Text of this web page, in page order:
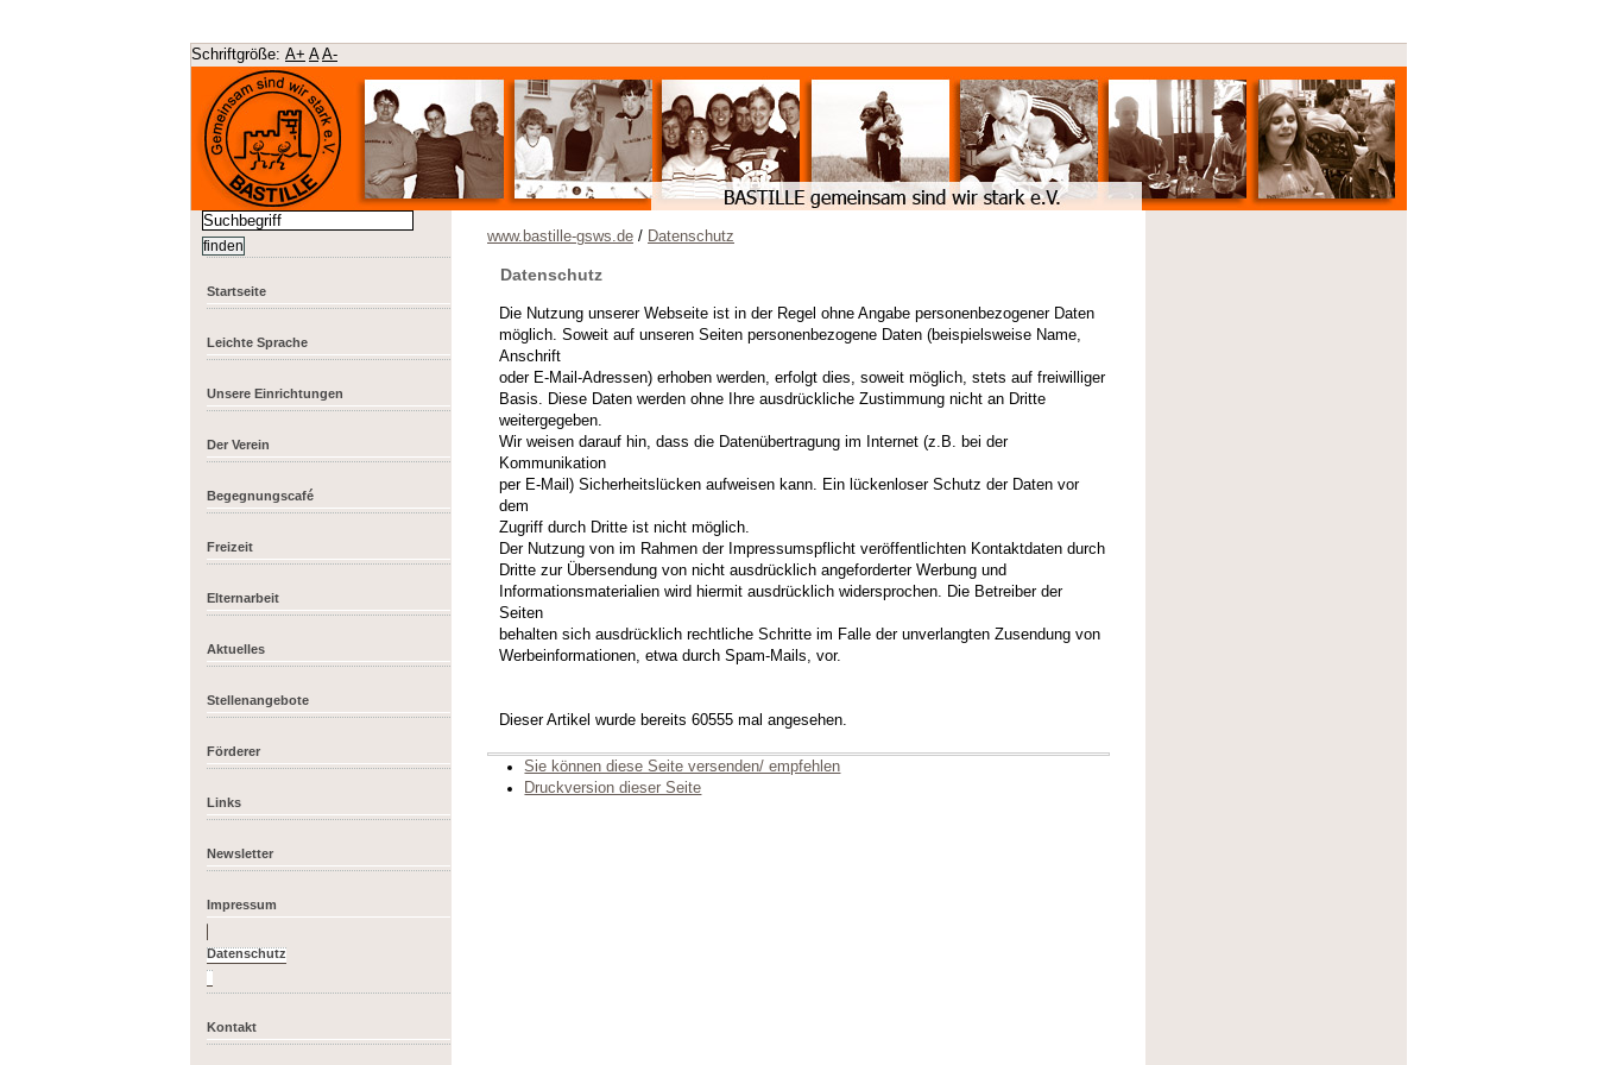
Schriftgröße: A+ A A-
Startseite
Leichte Sprache
Unsere Einrichtungen
Der Verein
Begegnungscafé
Freizeit
Elternarbeit
Aktuelles
Stellenangebote
Förderer
Links
Newsletter
Impressum
Kontakt
www.bastille-gsws.de / Datenschutz
Datenschutz
Die Nutzung unserer Webseite ist in der Regel ohne Angabe personenbezogener Daten
möglich. Soweit auf unseren Seiten personenbezogene Daten (beispielsweise Name,
Anschrift
oder E-Mail-Adressen) erhoben werden, erfolgt dies, soweit möglich, stets auf freiwilliger
Basis. Diese Daten werden ohne Ihre ausdrückliche Zustimmung nicht an Dritte
weitergegeben.
Wir weisen darauf hin, dass die Datenübertragung im Internet (z.B. bei der
Kommunikation
per E-Mail) Sicherheitslücken aufweisen kann. Ein lückenloser Schutz der Daten vor
dem
Zugriff durch Dritte ist nicht möglich.
Der Nutzung von im Rahmen der Impressumspflicht veröffentlichten Kontaktdaten durch
Dritte zur Übersendung von nicht ausdrücklich angeforderter Werbung und
Informationsmaterialien wird hiermit ausdrücklich widersprochen. Die Betreiber der
Seiten
behalten sich ausdrücklich rechtliche Schritte im Falle der unverlangten Zusendung von
Werbeinformationen, etwa durch Spam-Mails, vor.
Dieser Artikel wurde bereits 60555 mal angesehen.
Sie können diese Seite versenden/ empfehlen
Druckversion dieser Seite